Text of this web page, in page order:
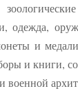
одежда,
и
и книги,
военной